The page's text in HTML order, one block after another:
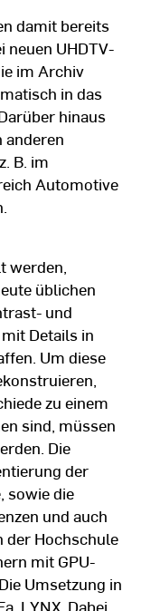
damit bereits
neuen UHDTV-
im Archiv
in das
hinaus
anderen
B. im
Automotive
werden,
üblichen
und
Details in
Um diese
zu einem
sind, müssen
Die
der
sowie die
und auch
der Hochschule
mit GPU-
Umsetzung in
LYNX. Dabei